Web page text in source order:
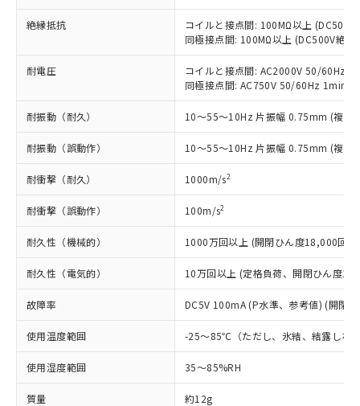
絶縁抵抗
コイルと接点間: 100MΩ以上 (DC500V
同極接点間: 100MΩ以上 (DC500V絶縁
耐電圧
コイルと接点間: AC2000V 50/60Hz
同極接点間: AC750V 50/60Hz 1min
耐振動（耐久） 10～55～10Hz 片振幅 0.75mm (複振
耐振動（誤動作） 10～55～10Hz 片振幅 0.75mm (複振
耐衝撃（耐久） 1000m/s2
耐衝撃（誤動作） 100m/s2
耐久性（機械的） 1000万回以上 (開閉ひん度18,000回/
耐久性（電気的） 10万回以上 (定格負荷、開閉ひん度
故障率 DC5V 100mA (P水準、参考値) (開閉
使用温度範囲 -25～85℃（ただし、氷結、結露しな
使用湿度範囲 35～85%RH
質量 約12g
当社制御機器事業取扱商品の中には、
本サービスの対象外となる商品もある
ことをご了承ください。
在庫状況および標準価格照会結果は、
記載している更新日時点での社内デー
タに基づき作成されるものであり、閲
覧された時点での実際の在庫および標
準価格とは異なる場合があることをご
了承ください。
正式な納期状況および標準価格はお客
様のお取引先、またはお客様担当のオ
ムロン制御機器販売店・当社販売員に
オムロン制御機器販売店や当社販売拠
点は「
販売ネットワーク
」をご確認
在庫状況および標準価格結果を当社の
事前の承諾なく第三者に漏洩または開
示しないようお願いします。
マイパーツ機能（部品リスト作成サー
ビス）をご利用いただくには、I-Web
メンバーズにご登録されている必要が
非該当品：ライセンス料など無形物で、有
害物質有無と関係のない商品です。
仕入先様の事情により、非含有部品として
いたものが、含有品と判明した場合などや
むを得ず変更することがあります。
鉛(Pb) 1000ppm以下、 水銀(Hg) 1000ppm以下、 カド
六価クロム(Cr(Ⅵ)) 1000ppm以下、ポリ臭化ビフェニル
類(PBB) 1000ppm以下、ポリ臭化ジフェニルエーテル類
(PBDE) 1000ppm以下、フタル酸ビス(2-エチルヘキシ
ル) (DEHP)(別名：DOP) 1000ppm以下、フタル酸ブチ
（DBP） 1000ppm以下、フタル酸ジイソブチル
(DIBP) 1000ppm以下
但し、RoHS指令で産業用監視および制御機器に対する
適用除外項目は除く。
フタル酸エステル類の４物質については閾値を超える意
部品在庫の切り替え状況などにより、予定
月が前後することがあります。
基準値以下であることを示します。
「×」：最大均質材料含有率が中国RoHSの
基準値を超えていることを示します。
「－」：未確認です。当社販売部門へお問
*中国RoHS10物質の基準値 (GB/T26572)：
Pb(鉛) :1000ppm、 Hg(水銀) : 1000ppm、 Cd(カドミウ
ム) : 100ppm、
ル類) : 1000ppm、
DBP(フタル酸ジブチル) : 1000ppm、 DIBP(フタル酸ジ
イソブチル) : 1000ppm、 BBP(フタル酸ブチルベンジ
ル) : 1000ppm、
DEHP(フタル酸ビス(2-エチルヘキシル)) : 1000ppm
※2 環境保護使用期限
「ｅ」：有害物質（10物質）のすべてが基
「10」：通常の使用状況下において有害物
質が外部に漏えいし、環境に深刻な影響を
「－」：未確認です。当社販売部門へお問
当社は、これら貴社製品のうち、外国
為替および外国貿易法に定める商品
（以下｢規制貨物等」という）を輸出
または国外への提供する場合は、日本
可)を取得するなどの必要な手続きを
当社は規制貨物を破棄する場合は、完
全に破砕するなど、違法に輸出されな
いよう必要な手段を講じます。
当社は貴社製品を、核兵器、ミサイ
ル、化学兵器、生物兵器またはその他
武器並びにこれらの製造装置等に一切
使用いたしません。
当社は、貴社製品を第三者に販売する
場合は、上記1、2および3の内容を当
該第三者に通知します。また当社は、
法に輸出するおそれがある場合は、取
り引きをいたしません。
記
一定数以上の在庫あり
△ 一定数には満たないが在庫あり
－
在庫なし(最新の在庫状況につ
いては、お客様のお取引先、ま
たはお客様担当のオムロン制御
機器販売店・当社販売員にご確
白
受注生産機種、また在庫状況の
情報を公開していない機種